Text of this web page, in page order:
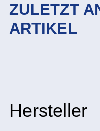
ZULETZT
ARTIKEL
Hersteller